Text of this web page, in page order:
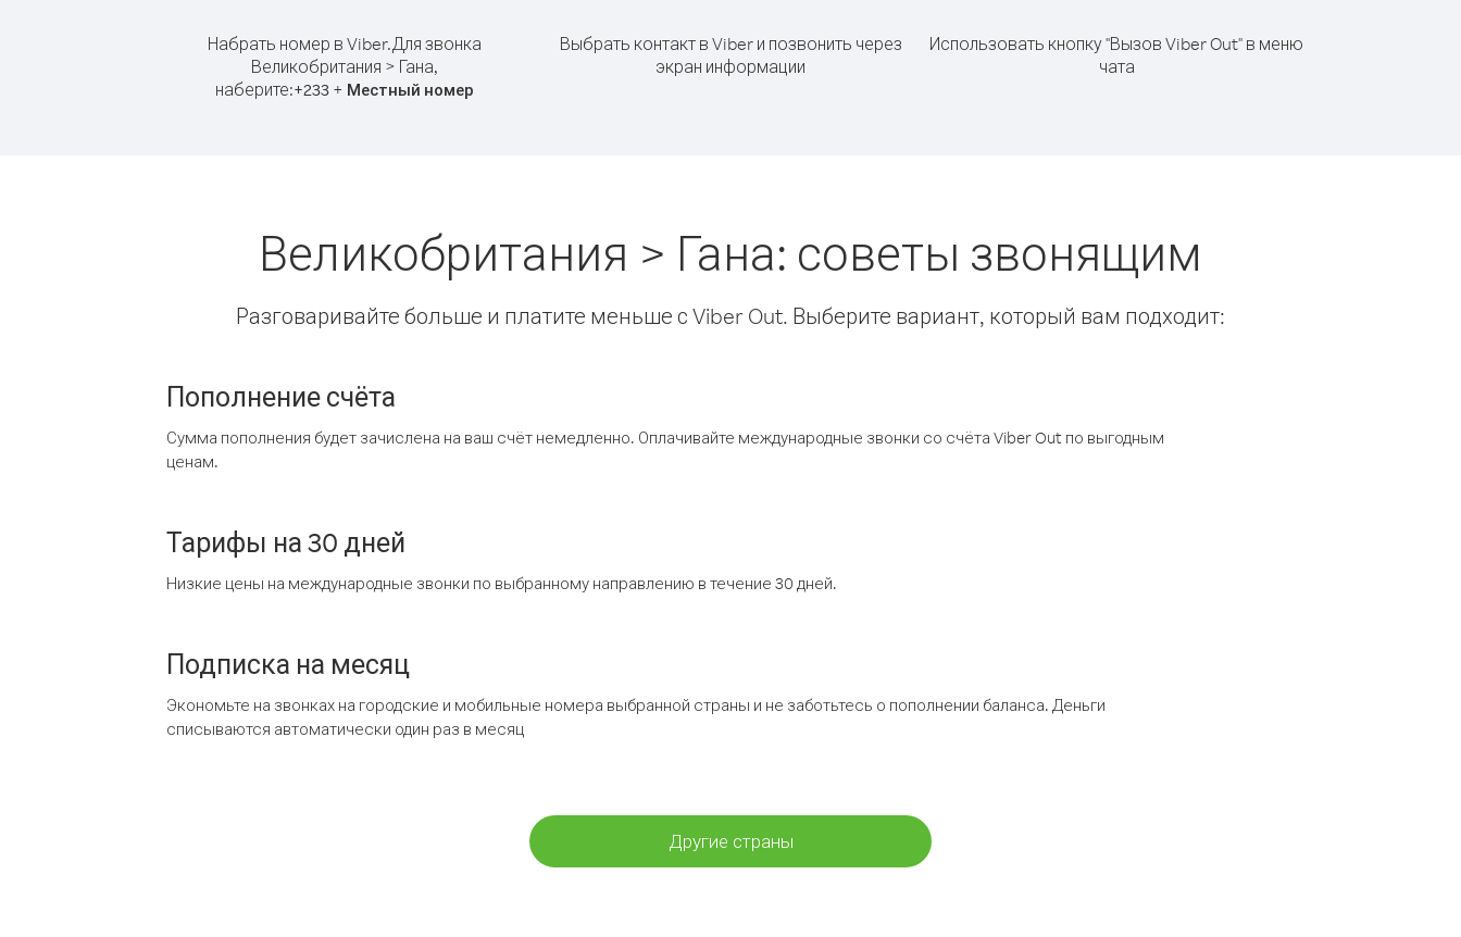
Набрать номер в Viber.Для звонка
Великобритания > Гана,
наберите:+233 + Местный номер
Выбрать контакт в Viber и позвонить через
экран информации
Использовать кнопку "Вызов Viber Out" в меню
чата
Великобритания > Гана: советы звонящим
Разговаривайте больше и платите меньше с Viber Out. Выберите вариант, который вам подходит:
Пополнение счёта
Сумма пополнения будет зачислена на ваш счёт немедленно. Оплачивайте международные звонки со счёта Viber Out по выгодным
ценам.
Тарифы на 30 дней
Низкие цены на международные звонки по выбранному направлению в течение 30 дней.
Подписка на месяц
Экономьте на звонках на городские и мобильные номера выбранной страны и не заботьтесь о пополнении баланса. Деньги
списываются автоматически один раз в месяц
Другие страны